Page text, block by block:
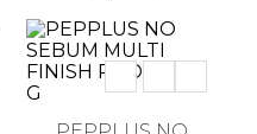
49,00 €.
41,65 €.